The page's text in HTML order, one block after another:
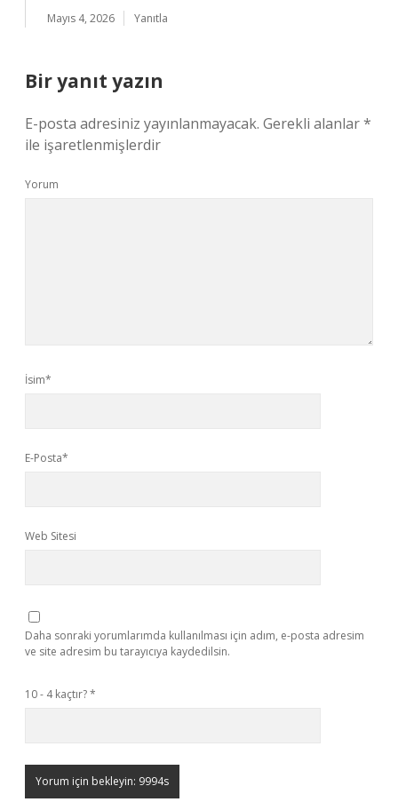
Mayıs 4, 2026 Yanıtla
Bir yanıt yazın
E-posta adresiniz yayınlanmayacak. Gerekli alanlar*
ile işaretlenmişlerdir
Yorum
İsim*
E-Posta*
Web Sitesi
Daha sonraki yorumlarımda kullanılması için adım, e-posta adresim
ve site adresim bu tarayıcıya kaydedilsin.
10 - 4 kaçtır?*